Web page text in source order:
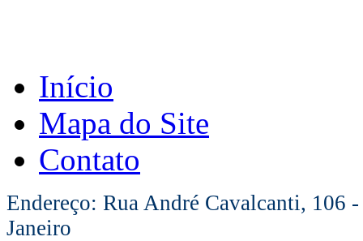
Início
Mapa do Site
Contato
Endereço: Rua André Cavalcanti, 106
Janeiro